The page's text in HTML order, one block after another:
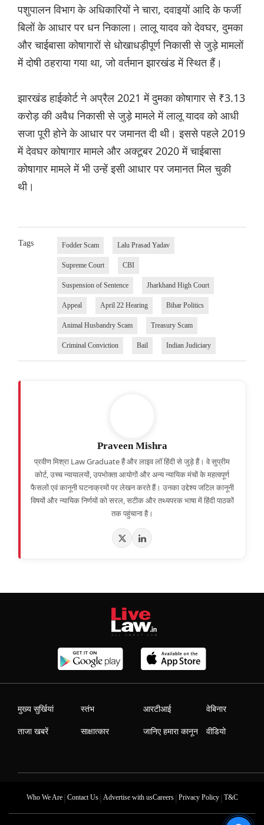
पशुपालन विभाग के अधिकारियों ने चारा, दवाइयों आदि के फर्जी
बिलों के आधार पर धन निकाला। लालू यादव को देवघर, दुमका
और चाईबासा कोषागारों से धोखाधड़ीपूर्ण निकासी से जुड़े मामलों
में दोषी ठहराया गया था, जो वर्तमान झारखंड में स्थित हैं।
झारखंड हाईकोर्ट ने अप्रैल 2021 में दुमका कोषागार से ₹3.13
करोड़ की अवैध निकासी से जुड़े मामले में लालू यादव को आधी
सजा पूरी होने के आधार पर जमानत दी थी। इससे पहले 2019
में देवघर कोषागार मामले और अक्टूबर 2020 में चाईबासा
कोषागार मामले में भी उन्हें इसी आधार पर जमानत मिल चुकी
थी।
Tags Fodder Scam Lalu Prasad Yadav
Supreme Court CBI
Suspension of Sentence Jharkhand High Court
Appeal April 22 Hearing Bihar Politics
Animal Husbandry Scam Treasury Scam
Criminal Conviction Bail Indian Judiciary
Praveen Mishra
प्रवीण मिश्रा Law Graduate हैं और लाइव लॉ हिंदी से जुड़े हैं। वे सुप्रीम
कोर्ट, उच्च न्यायालयों, उपभोक्ता आयोगों और अन्य न्यायिक मंचों के महत्वपूर्ण
फैसलों एवं कानूनी घटनाक्रमों पर लेखन करते हैं। उनका उद्देश्य जटिल कानूनी
विषयों और न्यायिक निर्णयों को सरल, सटीक और तथ्यपरक भाषा में हिंदी पाठकों
तक पहुंचाना है।
मुख्य सुर्खियां
ताजा खबरें
स्तंभ
साक्षात्कार
आरटीआई
जानिए हमारा कानून
वेबिनार
वीडियो
Who We Are| Contact Us| Advertise with usCareers| Privacy Policy| T&C